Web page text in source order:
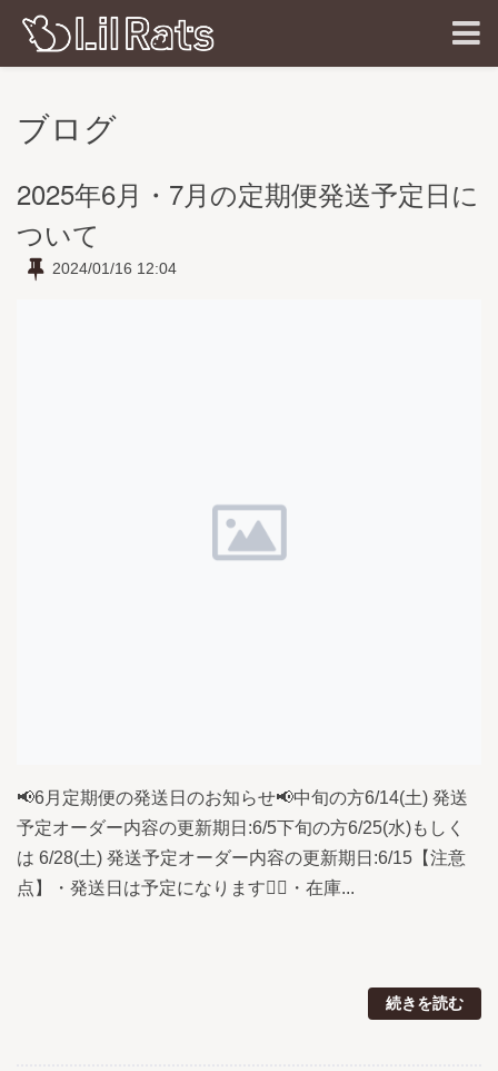
ブログ
2025年6月・7月の定期便発送予定日に
ついて
2024/01/16 12:04
📢6月定期便の発送日のお知らせ📢中旬の方6/14(土) 発送
予定オーダー内容の更新期日:6/5下旬の方6/25(水)もしく
は 6/28(土) 発送予定オーダー内容の更新期日:6/15【注意
点】・発送日は予定になります🙇‍♀️・在庫...
続きを読む